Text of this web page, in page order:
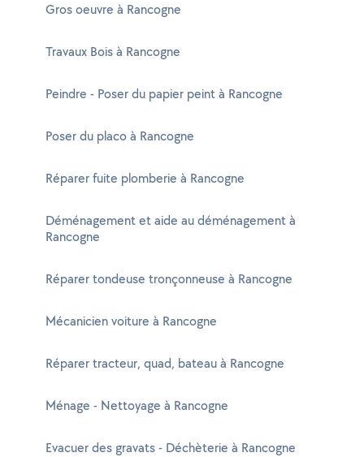
Gros oeuvre à Rancogne
Travaux Bois à Rancogne
Peindre - Poser du papier peint à Rancogne
Poser du placo à Rancogne
Réparer fuite plomberie à Rancogne
Déménagement et aide au déménagement à
Rancogne
Réparer tondeuse tronçonneuse à Rancogne
Mécanicien voiture à Rancogne
Réparer tracteur, quad, bateau à Rancogne
Ménage - Nettoyage à Rancogne
Evacuer des gravats - Déchèterie à Rancogne